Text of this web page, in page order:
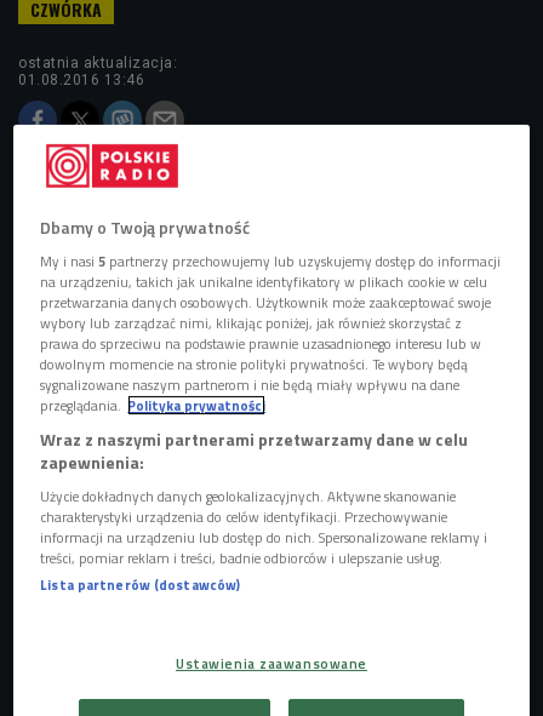
ostatnia aktualizacja:
01.08.2016 13:46
Google News
Dziecko wie, że ktoś może je pobić, a nawet
odebrać mu życie. Często jednak nie zdaje
sobie sprawy z tego, że pan częstujący
cukierkiem lub "miły" wujek może je
skrzywdzić.
Dbamy o Twoją prywatność
My i nasi5 partnerzy przechowujemy lub uzyskujemy dostęp do informacji
na urządzeniu, takich jak unikalne identyfikatory w plikach cookie w celu
przetwarzania danych osobowych. Użytkownik może zaakceptować swoje
wybory lub zarządzać nimi, klikając poniżej, jak również skorzystać z
prawa do sprzeciwu na podstawie prawnie uzasadnionego interesu lub w
dowolnym momencie na stronie polityki prywatności. Te wybory będą
sygnalizowane naszym partnerom i nie będą miały wpływu na dane
przeglądania. Polityka prywatności
Wraz z naszymi partnerami przetwarzamy dane w celu
zapewnienia:
Użycie dokładnych danych geolokalizacyjnych. Aktywne skanowanie
charakterystyki urządzenia do celów identyfikacji. Przechowywanie
informacji na urządzeniu lub dostęp do nich. Spersonalizowane reklamy i
treści, pomiar reklam i treści, badnie odbiorców i ulepszanie usług.
Lista partnerów (dostawców)
Ustawienia zaawansowane